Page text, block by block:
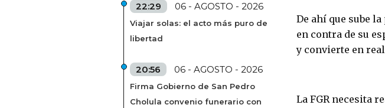
22:29 06 - AGOSTO - 2026
Viajar solas: el acto más puro de
libertad
20:56 06 - AGOSTO - 2026
Firma Gobierno de San Pedro
Cholula convenio funerario con
De ahí que sube
en contra de su
y convierte en
La FGR necesita